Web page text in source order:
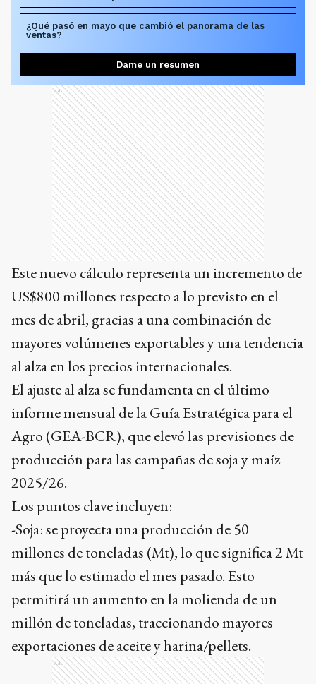
¿Qué pasó en mayo que cambió el panorama de las
ventas?
Dame un resumen
Ads
Este nuevo cálculo representa un incremento de
US$800 millones respecto a lo previsto en el
mes de abril, gracias a una combinación de
mayores volúmenes exportables y una tendencia
al alza en los precios internacionales.
El ajuste al alza se fundamenta en el último
informe mensual de la Guía Estratégica para el
Agro (GEA-BCR), que elevó las previsiones de
producción para las campañas de soja y maíz
2025/26.
Los puntos clave incluyen:
-Soja: se proyecta una producción de 50
millones de toneladas (Mt), lo que significa 2 Mt
más que lo estimado el mes pasado. Esto
permitirá un aumento en la molienda de un
millón de toneladas, traccionando mayores
exportaciones de aceite y harina/pellets.
Ads